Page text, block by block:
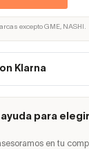
excepto GME, NASHI.
Klarna
para
en tu